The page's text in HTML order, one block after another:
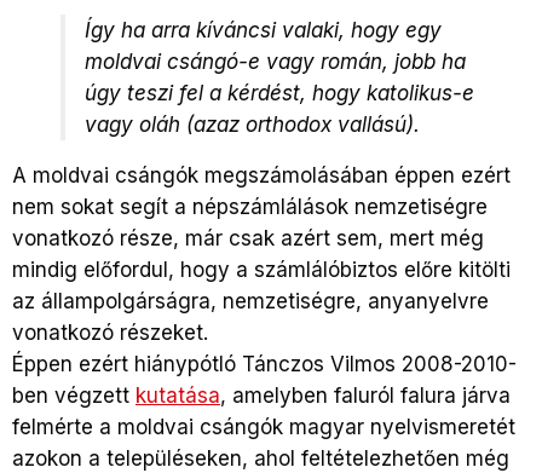
Így ha arra kíváncsi valaki, hogy egy
moldvai csángó-e vagy román, jobb ha
úgy teszi fel a kérdést, hogy katolikus-e
vagy oláh (azaz orthodox vallású).
A moldvai csángók megszámolásában éppen ezért
nem sokat segít a népszámlálások nemzetiségre
vonatkozó része, már csak azért sem, mert még
mindig előfordul, hogy a számlálóbiztos előre kitölti
az állampolgárságra, nemzetiségre, anyanyelvre
vonatkozó részeket.
Éppen ezért hiánypótló Tánczos Vilmos 2008-2010-
ben végzett kutatása, amelyben faluról falura járva
felmérte a moldvai csángók magyar nyelvismeretét
azokon a településeken, ahol feltételezhetően még